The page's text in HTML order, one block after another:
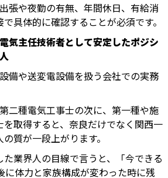
張や夜勤の有無、年間休日、有給消
具体的に確認することが必須です。
気主任技術者として安定したポジシ
備や送変電設備を扱う会社での実務
二種電気工事士の次に、第一種や施
を取得すると、奈良だけでなく関西一
質が一段上がります。
業界人の目線で言うと、「今できる
に体力と家族構成が変わった時に残